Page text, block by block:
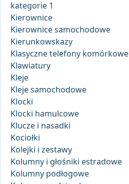
kategorie 1
Kierownice
Kierownice samochodowe
Kierunkowskazy
Klasyczne telefony komórkowe
Klawiatury
Kleje
Kleje samochodowe
Klocki
Klocki hamulcowe
Klucze i nasadki
Kociołki
Kolejki i zestawy
Kolumny i głośniki estradowe
Kolumny podłogowe